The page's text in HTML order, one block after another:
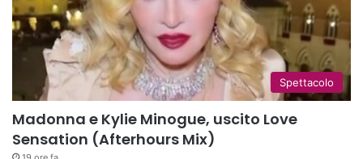
Spettacolo
Madonna e Kylie Minogue, uscito Love
Sensation (Afterhours Mix)